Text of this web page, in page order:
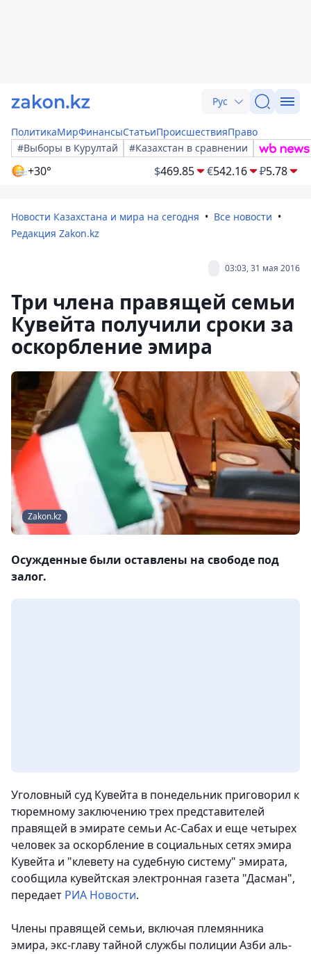
Рус
ПолитикаМирФинансыСтатьиПроисшествияПраво
#Выборы в Курултай
#Казахстан в сравнении
+30° $469.85 €542.16 ₽5.78
Новости Казахстана и мира на сегодня
Все новости
Редакция Zakon.kz
03:03, 31 мая 2016
Три члена правящей семьи
Кувейта получили сроки за
оскорбление эмира
Zakon.kz
Осужденные были оставлены на свободе под
залог.
Уголовный суд Кувейта в понедельник приговорил к
тюремному заключению трех представителей
правящей в эмирате семьи Ас-Сабах и еще четырех
человек за оскорбление в социальных сетях эмира
Кувейта и "клевету на судебную систему" эмирата,
сообщила кувейтская электронная газета "Дасман",
передает РИА Новости.
Члены правящей семьи, включая племянника
эмира, экс-главу тайной службы полиции Азби аль-